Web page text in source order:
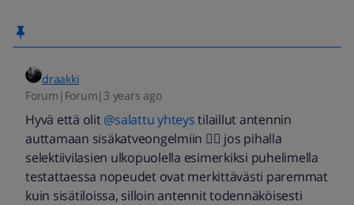
draakki
Forum|Forum|3 years ago
Hyvä että olit@salattu yhteystilaillut antennin
auttamaan sisäkatveongelmiin 👍🏼 jos pihalla
selektiivilasien ulkopuolella esimerkiksi puhelimella
testattaessa nopeudet ovat merkittävästi paremmat
kuin sisätiloissa, silloin antennit todennäköisesti